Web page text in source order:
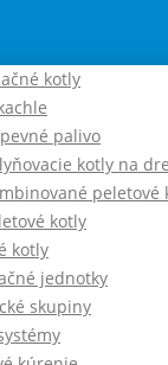
kotly
palivo
kotly na
peletové
kotly
kotly
jednotky
skupiny